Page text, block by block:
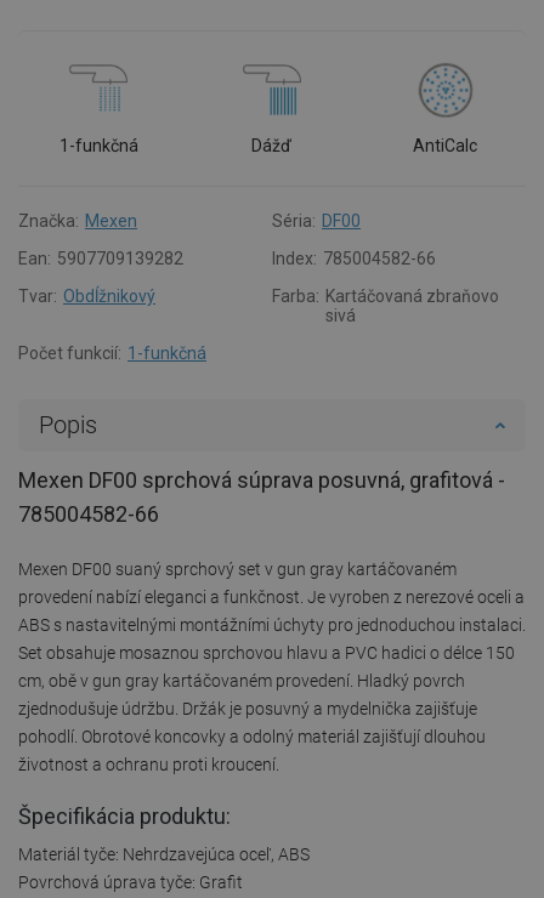
1-funkčná Dážď AntiCalc
Značka: Mexen Séria: DF00
Ean: 5907709139282 Index: 785004582-66
Tvar: Obdĺžnikový Farba: Kartáčovaná zbraňovo
sivá
Počet funkcií: 1-funkčná
Popis
Mexen DF00 sprchová súprava posuvná, grafitová -
785004582-66
Mexen DF00 suaný sprchový set v gun gray kartáčovaném
provedení nabízí eleganci a funkčnost. Je vyroben z nerezové oceli a
ABS s nastavitelnými montážními úchyty pro jednoduchou instalaci.
Set obsahuje mosaznou sprchovou hlavu a PVC hadici o délce 150
cm, obě v gun gray kartáčovaném provedení. Hladký povrch
zjednodušuje údržbu. Držák je posuvný a mydelnička zajišťuje
pohodlí. Obrotové koncovky a odolný materiál zajišťují dlouhou
životnost a ochranu proti kroucení.
Špecifikácia produktu:
Materiál tyče: Nehrdzavejúca oceľ, ABS
Povrchová úprava tyče: Grafit